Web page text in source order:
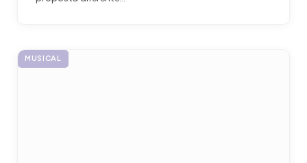
MUSICAL